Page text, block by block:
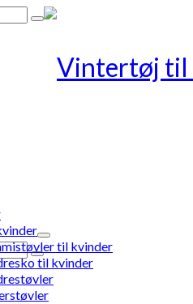
til kvinder
til kvinder